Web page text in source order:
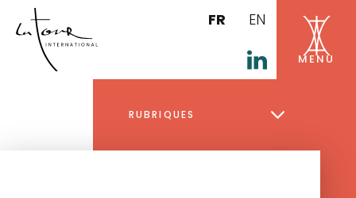
FR EN
RUBRIQUES